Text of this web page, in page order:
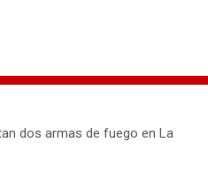
dos armas de fuego en La